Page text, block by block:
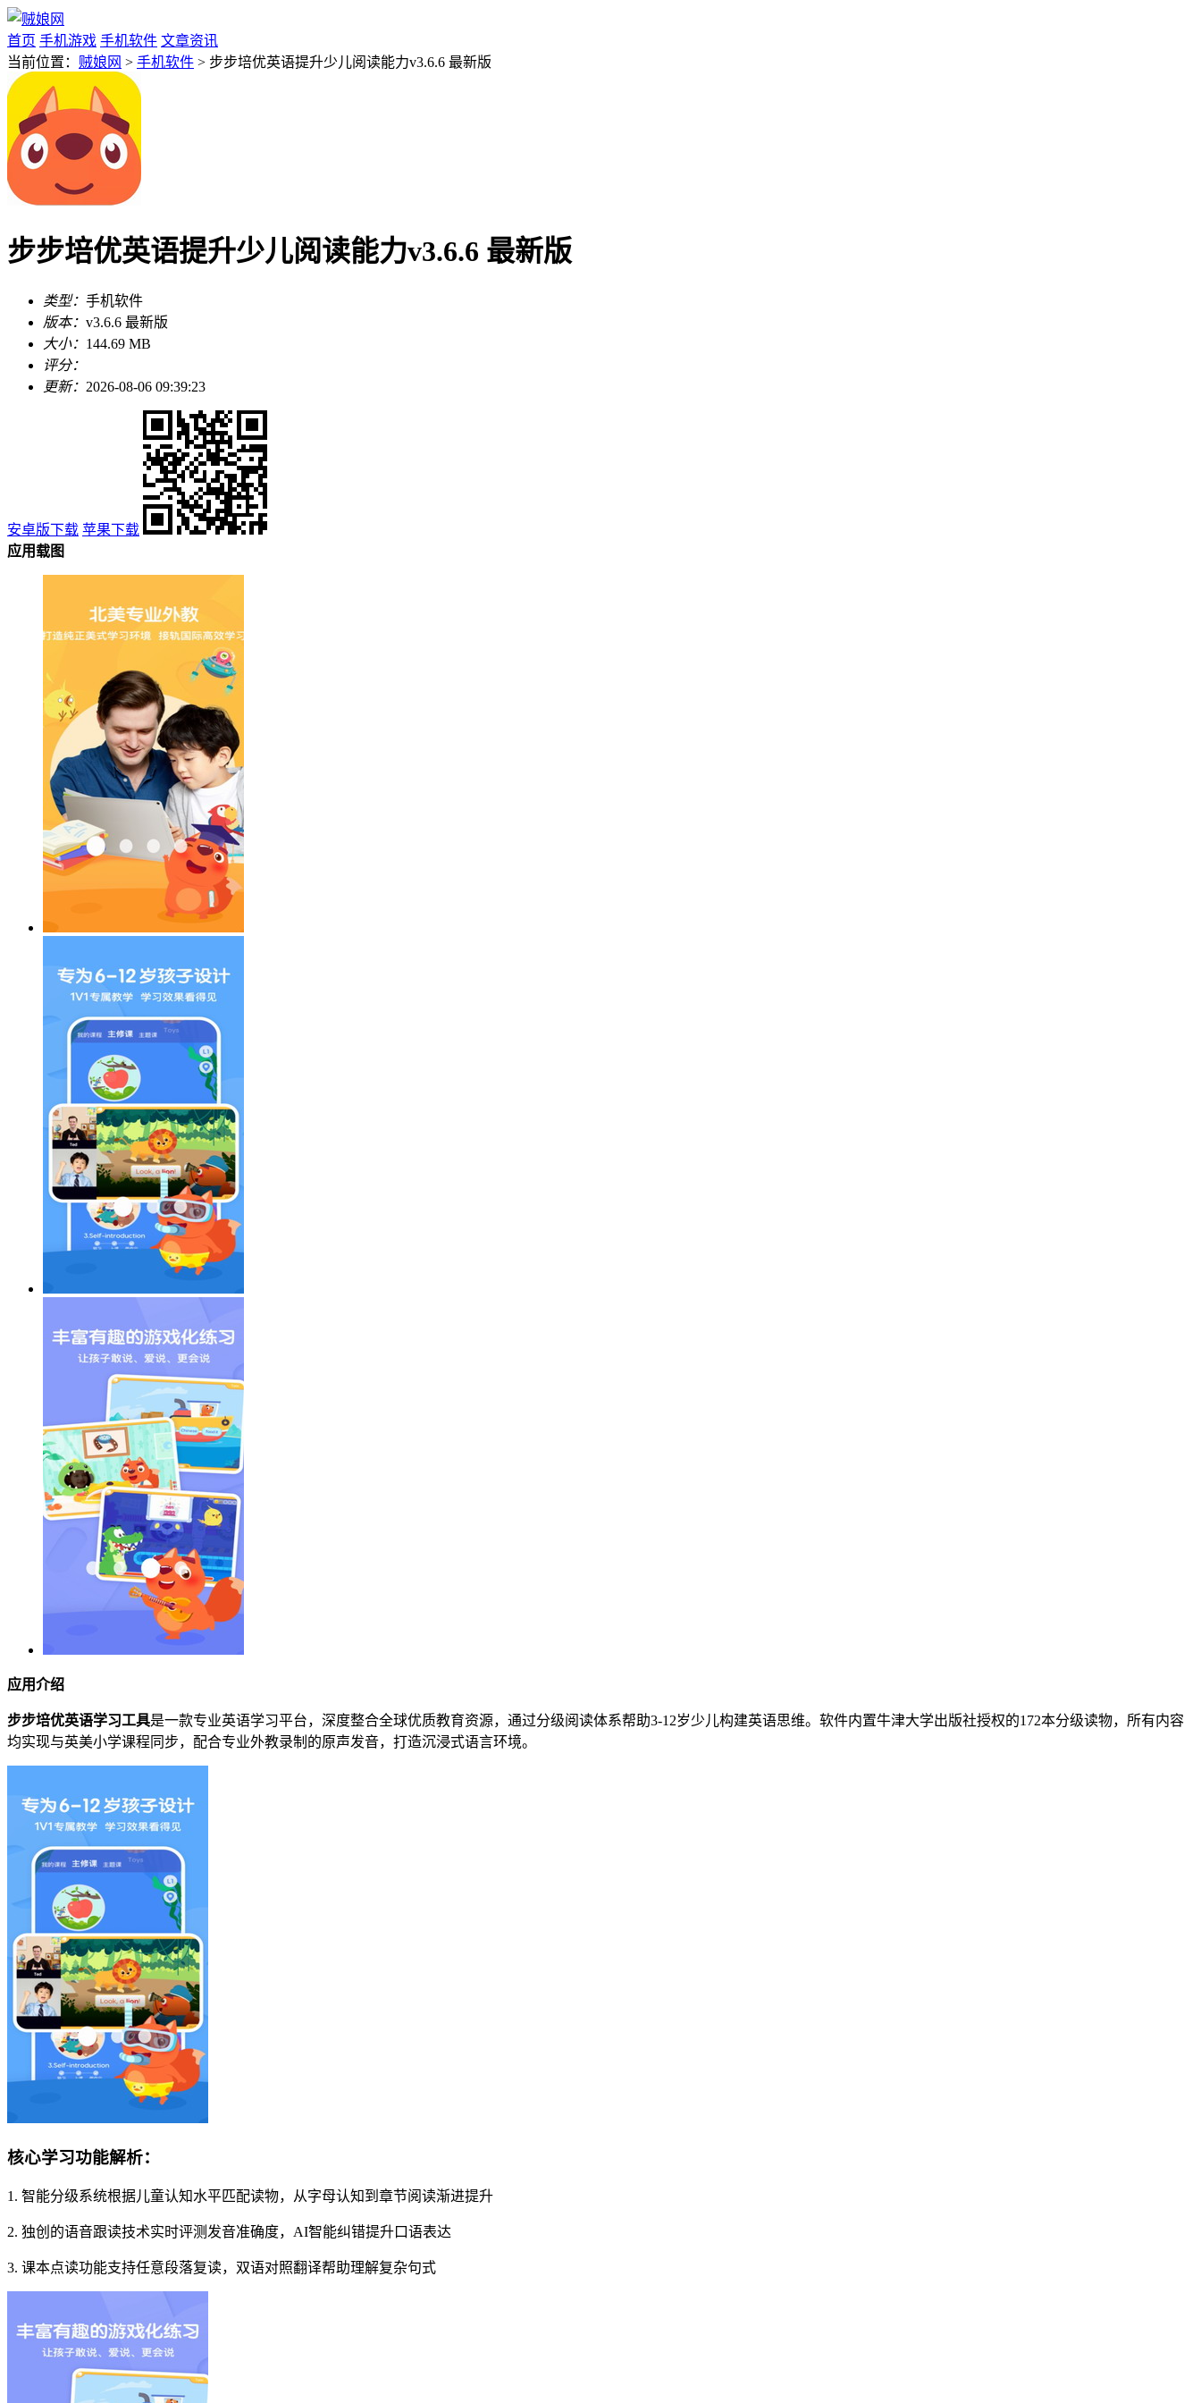
首页 手机游戏 手机软件 文章资讯
当前位置： 贼娘网 > 手机软件 > 步步培优英语提升少儿阅读能力v3.6.6 最新版
步步培优英语提升少儿阅读能力v3.6.6 最新版
类型： 手机软件
版本： v3.6.6 最新版
大小： 144.69 MB
评分：
更新： 2026-08-06 09:39:23
安卓版下载 苹果下载
应用载图
应用介绍
步步培优英语学习工具是一款专业英语学习平台，深度整合全球优质教育资源，通过分级阅读体系帮助3-12岁少儿构建英语思维。软件内置牛津大学出版社授权的172本分级读物，所有内容
均实现与英美小学课程同步，配合专业外教录制的原声发音，打造沉浸式语言环境。
核心学习功能解析：
1. 智能分级系统根据儿童认知水平匹配读物，从字母认知到章节阅读渐进提升
2. 独创的语音跟读技术实时评测发音准确度，AI智能纠错提升口语表达
3. 课本点读功能支持任意段落复读，双语对照翻译帮助理解复杂句式